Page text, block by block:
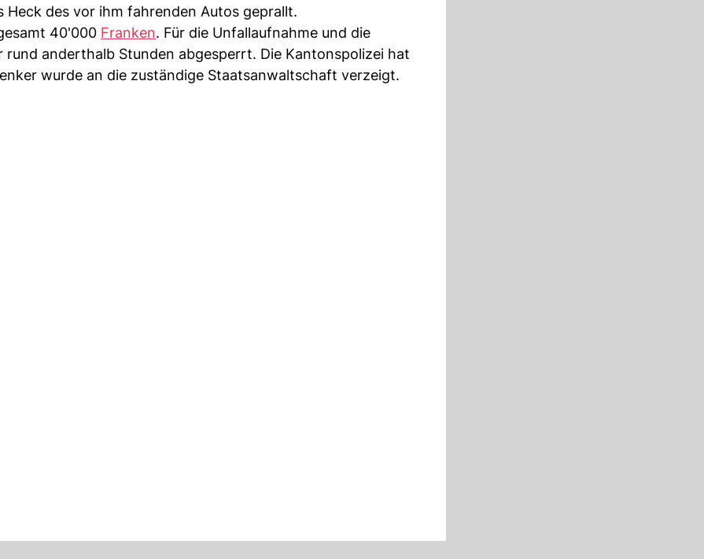
des vor ihm fahrenden Autos geprallt.
40'000 Franken. Für die Unfallaufnahme und die
anderthalb Stunden abgesperrt. Die Kantonspolizei hat
wurde an die zuständige Staatsanwaltschaft verzeigt.